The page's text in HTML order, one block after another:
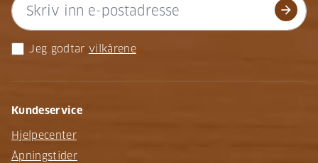
arrow_forward
Jeg godtar vilkårene
Kundeservice
Hjelpecenter
Åpningstider